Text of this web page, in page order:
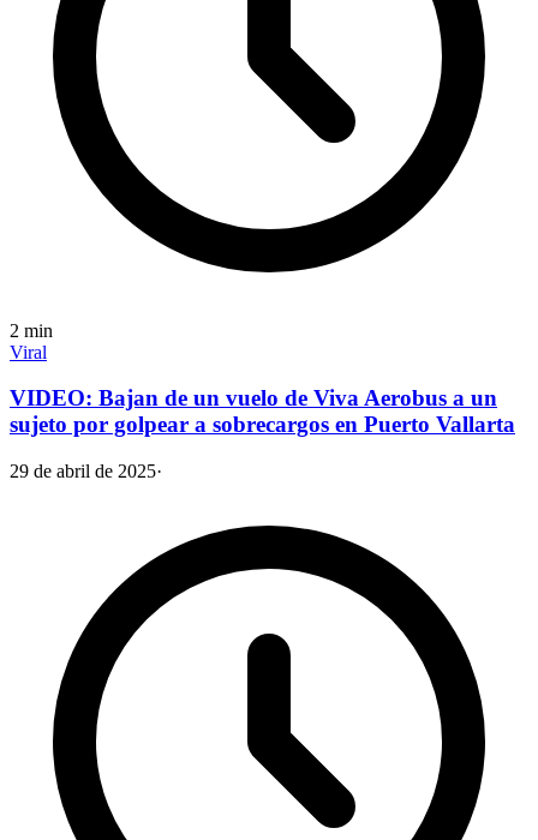
2 min
Viral
VIDEO: Bajan de un vuelo de Viva Aerobus a un
sujeto por golpear a sobrecargos en Puerto Vallarta
29 de abril de 2025·